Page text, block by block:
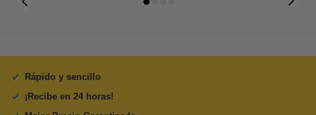
Rápido y sencillo
¡Recibe en 24 horas!